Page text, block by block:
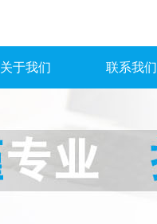
关于我们 联系我们